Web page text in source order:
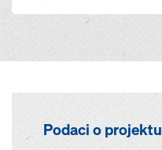
Podaci o projektu